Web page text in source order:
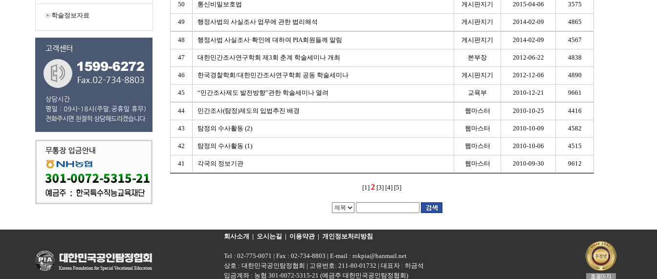
학술정보자료
50 통신비밀보호법 게시판지기 2015-04-06 3575
49 행정사법의 사실조사 업무에 관한 법리해석 게시판지기 2014-02-09 4865
48 행정사법 사실조사·확인에 대하여 PIA회원들께 알림 게시판지기 2014-02-09 4567
47 대한민간조사연구학회 제3회 춘계 학술세미나 개최 본부장 2012-06-22 4838
46 한국경찰학회/대한민간조사연구학회 공동 학술세미나 게시판지기 2012-12-06 4890
45 “민간조사제도 발전방향”관한 학술세미나 열려 교육부 2010-12-21 9661
44 민간조사(탐정)제도의 입법추진 배경 웹마스터 2010-10-25 4416
43 탐정의 수사활동 (2) 웹마스터 2010-10-09 4582
42 탐정의 수사활동 (1) 웹마스터 2010-10-06 4515
41 각국의 정보기관 웹마스터 2010-09-30 9612
[1] 2 [3] [4] [5]
회사소개 | 오시는길 | 이용약관| 개인정보처리방침
Tel : 02-775-0071 | Fax : 02-734-8803 | E-mail : rokpia@hanmail.net
상호 : 대한민국공인탐정협회 | 고유번호: 211-80-01732 | 대표자 : 하금석
입금계좌 : 농협 301-0072-5315-21 (예금주 대한민국공인탐정협회)